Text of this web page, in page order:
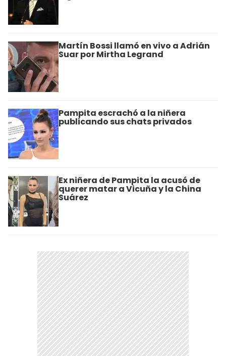
Martín Bossi llamó en vivo a Adrián
Suar por Mirtha Legrand
Pampita escrachó a la niñera
publicando sus chats privados
Ex niñera de Pampita la acusó de
querer matar a Vicuña y la China
Suárez